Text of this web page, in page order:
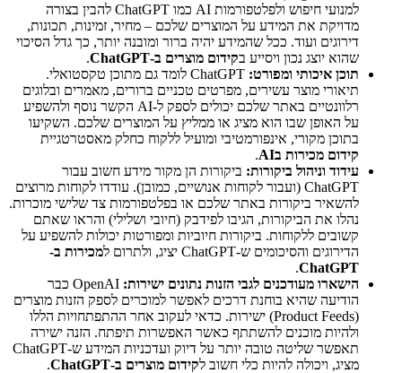
למנועי חיפוש ולפלטפורמות AI כמו ChatGPT להבין בצורה
מדויקת את המידע על המוצרים שלכם – מחיר, זמינות, תכונות,
דירוגים ועוד. ככל שהמידע יהיה ברור ומובנה יותר, כך גדל הסיכוי
שהוא יוצג נכון ויסייע בקידום מוצרים ב-ChatGPT
.
תוכן איכותי ומפורט:
ChatGPT לומד גם מתוכן טקסטואלי.
תיאורי מוצר עשירים, מפרטים טכניים ברורים, מאמרים ובלוגים
רלוונטיים באתר שלכם יכולים לספק ל-AI הקשר נוסף ולהשפיע
על האופן שבו הוא מציג או ממליץ על המוצרים שלכם. השקיעו
בתוכן מקורי, אינפורמטיבי ומועיל ללקוח כחלק מאסטרטגיית
קידום מכירות בAI
.
עידוד וניהול ביקורות: ביקורות הן מקור מידע חשוב עבור
ChatGPT (ועבור לקוחות אנושיים, כמובן). עודדו לקוחות מרוצים
להשאיר ביקורות באתר שלכם או בפלטפורמות צד שלישי מוכרות.
נהלו את הביקורות, הגיבו לפידבק (חיובי ושלילי) והראו שאתם
קשובים ללקוחות. ביקורות חיוביות ומפורטות יכולות להשפיע על
הדירוגים והסיכומים ש-ChatGPT יציג, ולתרום ל
מכירות ב-
ChatGPT
.
הישארו מעודכנים לגבי הזנות נתונים ישירות:
OpenAI כבר
הודיעה שהיא בוחנת דרכים לאפשר למוכרים לספק הזנות מוצרים
(Product Feeds) ישירות. כדאי לעקוב אחר ההתפתחויות הללו
ולהיות מוכנים להשתתף כאשר האפשרות תיפתח. הזנה ישירה
תאפשר שליטה טובה יותר על דיוק ועדכניות המידע ש-ChatGPT
מציג, ויכולה להיות כלי חשוב לקידום מוצרים ב-ChatGPT .